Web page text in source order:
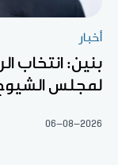
أخبار
بنين: انتخاب
لمجلس
06-08-2026